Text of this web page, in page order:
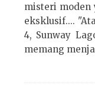
misteri moden
eksklusif....
4, Sunway
memang